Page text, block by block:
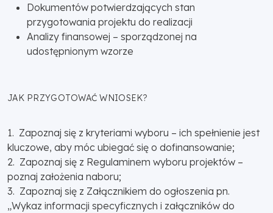
Dokumentów potwierdzających stan
przygotowania projektu do realizacji
Analizy finansowej – sporządzonej na
udostępnionym wzorze
JAK PRZYGOTOWAĆ WNIOSEK?
1. Zapoznaj się z kryteriami wyboru – ich spełnienie jest
kluczowe, aby móc ubiegać się o dofinansowanie;
2. Zapoznaj się z Regulaminem wyboru projektów –
poznaj założenia naboru;
3. Zapoznaj się z Załącznikiem do ogłoszenia pn.
„Wykaz informacji specyficznych i załączników do